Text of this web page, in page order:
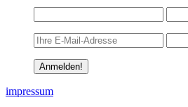
impressum